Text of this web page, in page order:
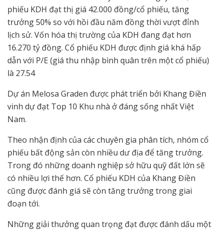
phiếu KDH đạt thị giá 42.000 đồng/cổ phiếu, tăng
trưởng 50% so với hồi đầu năm đồng thời vượt đỉnh
lịch sử. Vốn hóa thị trường của KDH đang đạt hơn
16.270 tỷ đồng. Cổ phiếu KDH được định giá khá hấp
dẫn với P/E (giá thu nhập bình quân trên một cổ phiếu)
là 27.54
Dự án Melosa Graden được phát triển bởi Khang Điền
vinh dự đạt Top 10 Khu nhà ở đáng sống nhất Việt
Nam.
Theo nhận định của các chuyên gia phân tích, nhóm cổ
phiếu bất động sản còn nhiều dư địa để tăng trưởng.
Trong đó những doanh nghiệp sở hữu quỹ đất lớn sẽ
có nhiều lợi thế hơn. Cổ phiếu KDH của Khang Điền
cũng được đánh giá sẽ còn tăng trưởng trong giai
đoạn tới.
Những giải thưởng quan trọng đạt được đánh dấu một